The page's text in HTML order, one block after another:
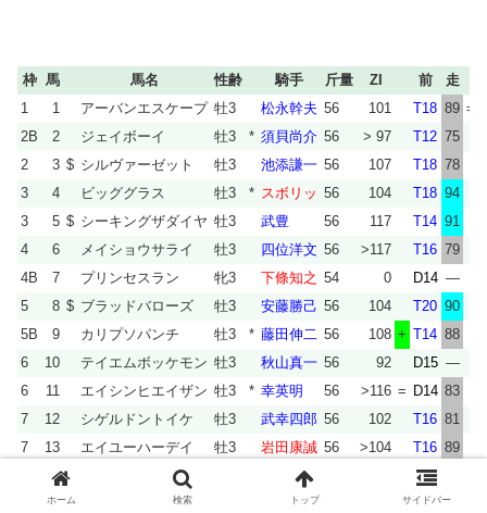
枠 馬 馬名 性齢 騎手 斤量 ZI 前 走
1
1 アーバンエスケープ 牡3 松永幹夫 56 101 T18 89 =
2B
2 ジェイボーイ 牡3 * 須貝尚介 56 > 97 T12 75
2
3 $ シルヴァーゼット 牡3 池添謙一 56 107 T18 78
3
4 ビッググラス 牡3 * スボリッ 56 104 T18 94
3
5 $ シーキングザダイヤ 牡3 武豊 56 117 T14 91
4
6 メイショウサライ 牡3 四位洋文 56 >117 T16 79
4B
7 プリンセスラン 牝3 下條知之 54 0 D14 —
5
8 $ ブラッドバローズ 牡3 安藤勝己 56 104 T20 90
5B
9 カリプソパンチ 牡3 * 藤田伸二 56 108 + T14 88
6
10 テイエムボッケモン 牡3 秋山真一 56 92 D15 —
6
11 エイシンヒエイザン 牡3 * 幸英明 56 >116 = D14 83
7
12 シゲルドントイケ 牡3 武幸四郎 56 102 T16 81
7
13 エイユーハーデイ 牡3 岩田康誠 56 >104 T16 89
14 ヴンダー 福永祐一 T18
15 マイネルマルカート 和田竜二 D14 79
ホーム 検索 トップ サイドバー